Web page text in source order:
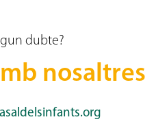
dubte?
nosaltres